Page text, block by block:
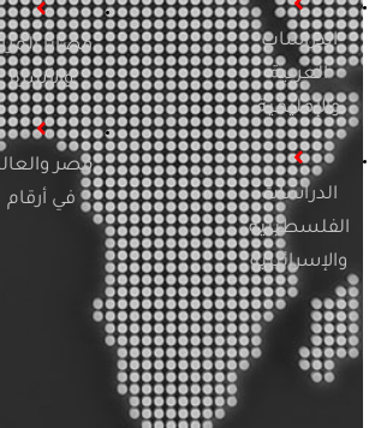
الدراسات
العربية
والإقليمية
الدراسات
الفلسطينية
والإسرائيلية
قضايا المرأة
والأسرة
مصر والعالم
في أرقام